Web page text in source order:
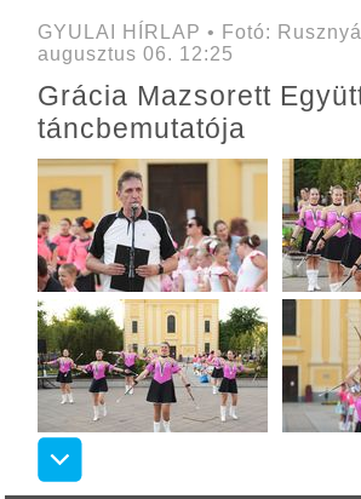
GYULAI HÍRLAP • Fotó:
augusztus 06. 12:25
Grácia Mazsorett
táncbemutatója